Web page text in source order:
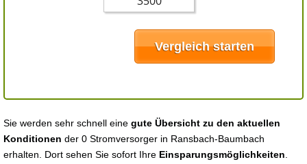
Sie werden sehr schnell eine gute Übersicht zu den aktuellen
Konditionen der 0 Stromversorger in Ransbach-Baumbach
erhalten. Dort sehen Sie sofort Ihre Einsparungsmöglichkeiten